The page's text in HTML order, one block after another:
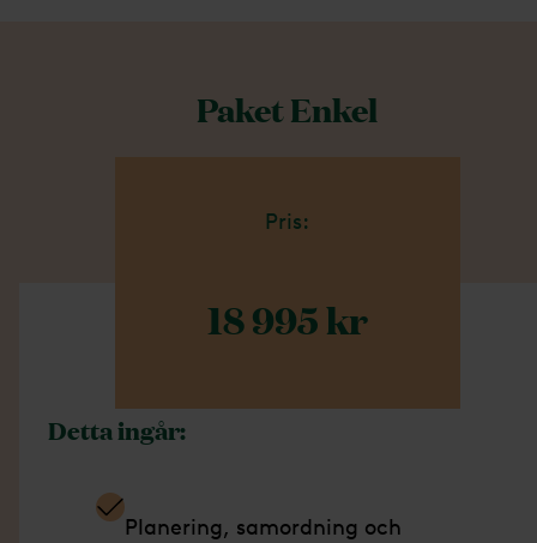
Paket Enkel
Pris:
18 995 kr
Detta ingår:
Planering, samordning och